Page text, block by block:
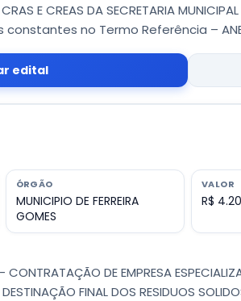
E CREAS DA SECRETARIA
no Termo Referência –
edital
ÓRGÃO
MUNICIPIO DE FERREIRA
GOMES
VALOR
R$
DE EMPRESA
FINAL DOS RESIDUOS